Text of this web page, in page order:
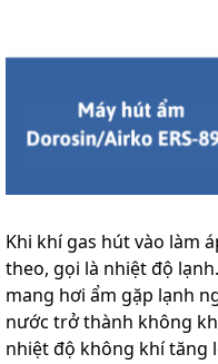
Khi khí gas hút vào làm
theo, gọi là nhiệt độ
mang hơi ẩm gặp lạnh
nước trở thành không
nhiệt độ không khí tăng